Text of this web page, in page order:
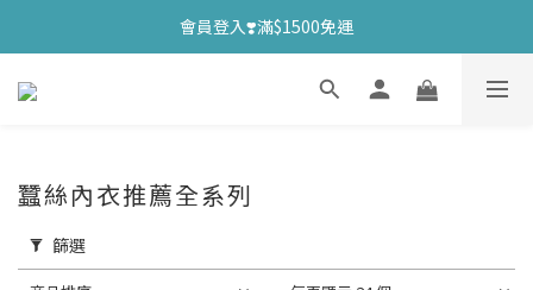
會員登入❣️滿$1500免運
蠶絲內衣推薦全系列
篩選